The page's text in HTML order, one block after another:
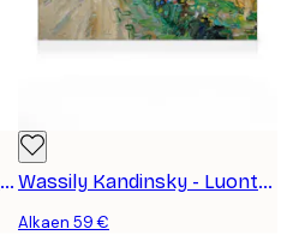
Wassily Kandinsky - Hautausmaa ja Pappila Kochelissa Kanvaasi Wassily Kandinsky - Luontotutkielma Keltaisesta Postivaunusta Kanvaasi
Alkaen 59 €